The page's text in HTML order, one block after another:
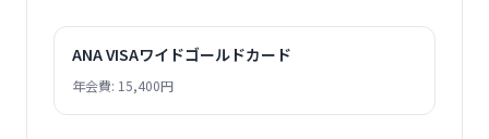
ANA VISAワイドゴールドカード
年会費: 15,400円